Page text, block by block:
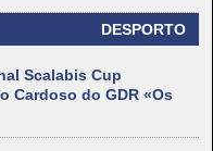
DESPORTO
Scalabis Cup
Cardoso do GDR «Os